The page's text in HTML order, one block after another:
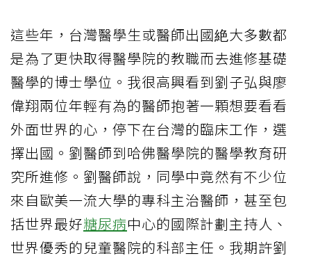
這些年，台灣醫學生或醫師出國絶大多數都
是為了更快取得醫學院的教職而去進修基礎
醫學的博士學位。我很高興看到劉子弘與廖
偉翔兩位年輕有為的醫師抱著一顆想要看看
外面世界的心，停下在台灣的臨床工作，選
擇出國。劉醫師到哈佛醫學院的醫學教育研
究所進修。劉醫師說，同學中竟然有不少位
來自歐美一流大學的專科主治醫師，甚至包
括世界最好糖尿病中心的國際計劃主持人、
世界優秀的兒童醫院的科部主任。我期許劉